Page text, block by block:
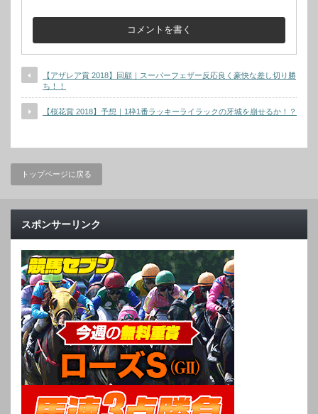
【アザレア賞 2018】回顧｜スーパーフェザー反応良く豪快な差し切り勝
ち！！
【桜花賞 2018】予想｜1枠1番ラッキーライラックの牙城を崩せるか！？
トップページに戻る
スポンサーリンク